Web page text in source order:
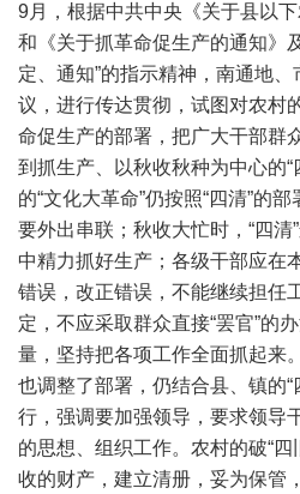
9月，根据中共中央《关于县以下
和《关于抓革命促生产的通知》
定、通知”的指示精神，南通地
议，进行传达贯彻，试图对农村
命促生产的部署，把广大干部群
到抓生产、以秋收秋种为中心的
的“文化大革命”仍按照“四清”的
要外出串联；秋收大忙时，“四
中精力抓好生产；各级干部应在
错误，改正错误，不能继续担任
定，不应采取群众直接“罢官”的
量，坚持把各项工作全面抓起来
也调整了部署，仍结合县、镇的“
行，强调要加强领导，要求领导
的思想、组织工作。农村的破“
收的财产，建立清册，妥为保管